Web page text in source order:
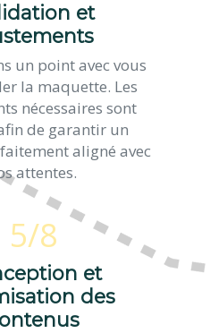
et
un point avec vous
la maquette. Les
nécessaires sont
de garantir un
aligné avec
attentes.
5/8
et
des